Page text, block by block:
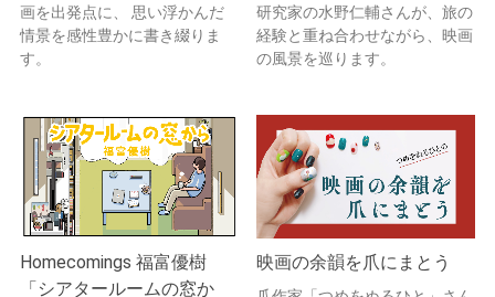
画を出発点に、 思い浮かんだ
情景を感性豊かに書き綴りま
す。
研究家の水野仁輔さんが、旅の
経験と重ね合わせながら、映画
の風景を巡ります。
Homecomings 福富優樹
「シアタールームの窓か
映画の余韻を爪にまとう